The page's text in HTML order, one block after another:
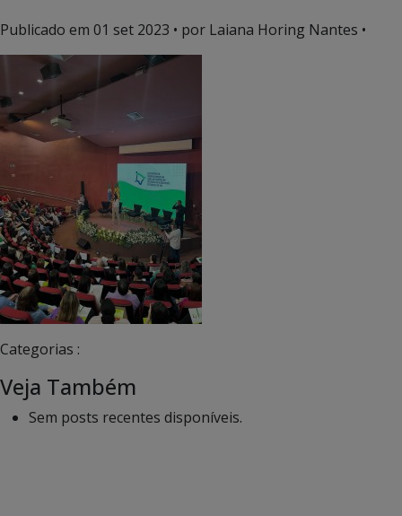
Publicado em 01 set 2023 • por Laiana Horing Nantes •
Categorias :
Veja Também
Sem posts recentes disponíveis.